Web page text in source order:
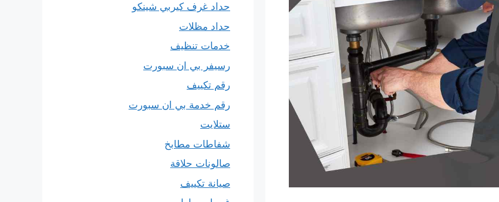
حداد غرف كيربي شينكو
حداد مظلات
خدمات تنظيف
رسيفر بي ان سبورت
رقم تكييف
رقم خدمة بي ان سبورت
ستلايت
شفاطات مطابخ
صالونات حلاقة
صيانة تكييف